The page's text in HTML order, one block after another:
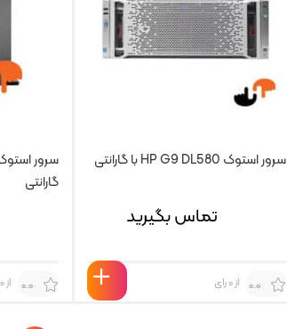
سرور استوک HP G9 DL580 با گارانتی
تماس بگیرید
0.0 از 0 رای
گارانتی
0.0 از 0 رای